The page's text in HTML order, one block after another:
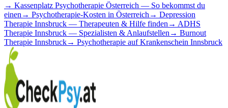
→ Kassenplatz Psychotherapie Österreich — So bekommst du
einen → Psychotherapie-Kosten in Österreich → Depression
Therapie Innsbruck — Therapeuten & Hilfe finden → ADHS
Therapie Innsbruck — Spezialisten & Anlaufstellen → Burnout
Therapie Innsbruck→ Psychotherapie auf Krankenschein Innsbruck